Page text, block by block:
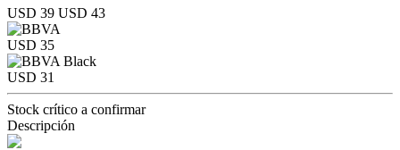
USD 39 USD 43
USD 35
USD 31
Stock crítico a confirmar
Descripción